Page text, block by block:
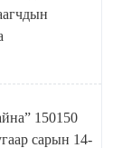
150150
сарын 14-